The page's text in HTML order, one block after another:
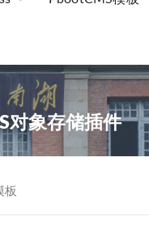
对象存储插件
板